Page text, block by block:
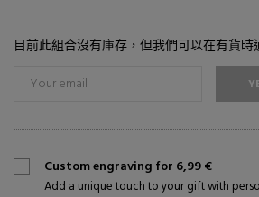
目前此組合沒有庫存，但我們可以在有貨時
Custom engraving for 6,99 €
Add a unique touch to your gift with